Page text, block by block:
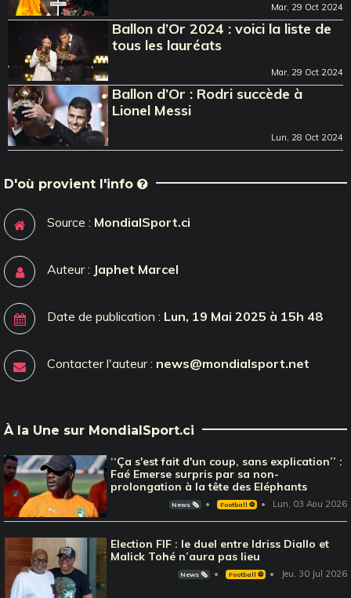
Mar, 29 Oct 2024
Ballon d’Or 2024 : voici la liste de
tous les lauréats
Mar, 29 Oct 2024
Ballon d’Or : Rodri succède à
Lionel Messi
Lun, 28 Oct 2024
D'où provient l'info
Source : MondialSport.ci
Auteur : Japhet Marcel
Date de publication : Lun, 19 Mai 2025 à 15h 48
Contacter l'auteur : news@mondialsport.net
À la Une sur MondialSport.ci
‘‘Ça s'est fait d'un coup, sans explication’’ :
Faé Emerse surpris par sa non-
prolongation à la tête des Eléphants
News 🗞️ Football ⚽️ Lun, 03 Aou 2026
Election FIF : le duel entre Idriss Diallo et
Malick Tohé n’aura pas lieu
News 🗞️ Football ⚽️ Jeu, 30 Jul 2026